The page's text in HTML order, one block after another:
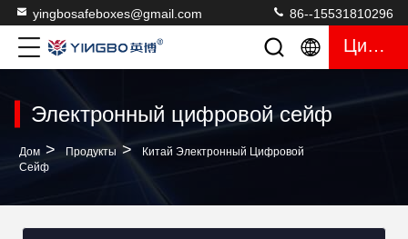
yingbosafeboxes@gmail.com 86--15531810296
Цитата
Электронный цифровой сейф
Дом > Продукты >
Китай Электронный Цифровой
Сейф